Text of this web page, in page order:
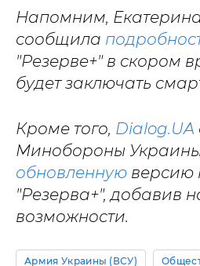
Напомним,
сообщила
"Резерве+" в скором
будет заключать
Кроме того, Dialog.UA
Минобороны
обновленную версию
"Резерва+", добавив
возможности.
Армия Украины (ВСУ)